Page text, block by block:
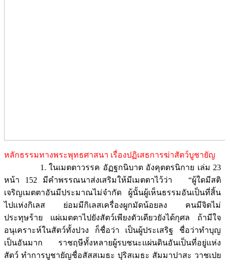
หลักธรรมทางพระพุทธศาสนา เรื่องปฏิเสธการฆ่าสัตว์บูชายัญ
1. ในเมตตาวรรค อัฏฐกนิบาต อังคุตตรนิกาย เล่ม 23
หน้า 152 มีคำพรรณนาส่งเสริมให้มีเมตตาไว้ว่า “ผู้ใดมีสติ
เจริญเมตตาอันมีประมาณไม่จำกัด ผู้นั้นผู้เห็นธรรมอันเป็นที่สิ้น
ไปแห่งกิเลส ย่อมมีกิเลสเครื่องผูกมัดน้อยลง คนมีจิตไม่
ประทุษร้าย แผ่เมตตาไปยังสัตว์เพียงตัวเดียวยังได้กุศล ถ้ามีใจ
อนุเคราะห์ในสัตว์ทั้งปวง ก็ชื่อว่า เป็นผู้ประเสริฐ ชื่อว่าทำบุญ
เป็นอันมาก ราชฤษีทั้งหลายผู้รบชนะแผ่นดินอันเป็นที่อยู่แห่ง
สัตว์ ทำการบูชายัญชื่อสัสสเมธะ ปุริสเมธะ สัมมาปาสะ วาชเปย